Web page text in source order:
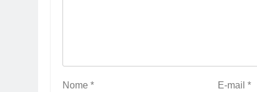
Nome * E-mail *